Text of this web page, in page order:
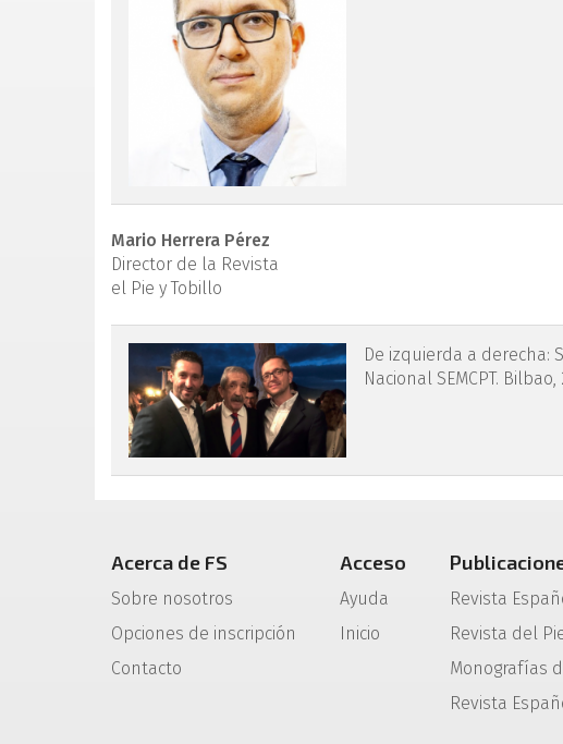
Mario Herrera Pérez
Director de la Revista
el Pie y Tobillo
rpt.3601.fs2205010-De izquierda a derecha:
Nacional SEMCPT. Bilbao,
Acerca de FS
Sobre nosotros
Opciones de inscripción
Contacto
Acceso
Ayuda
Inicio
Revista
Revista del
Monografías
Revista